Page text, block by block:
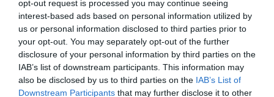
opt-out request is processed you may continue seeing
interest-based ads based on personal information utilized by
us or personal information disclosed to third parties prior to
your opt-out. You may separately opt-out of the further
disclosure of your personal information by third parties on the
IAB’s list of downstream participants. This information may
also be disclosed by us to third parties on the IAB’s List of
Downstream Participants that may further disclose it to other
σε κλειστή συνεδρίαση για το ουκρανικό drone και το
πόρισμά του, εκφράζοντας δυσαρέσκεια για την έλ...
02 Ιουνίου 2026